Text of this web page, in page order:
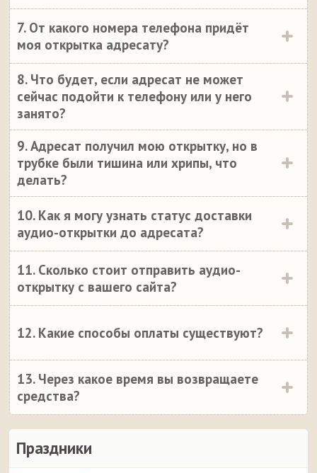
Праздники
7. От какого номера телефона придёт
моя открытка адресату?
8. Что будет, если адресат не может
сейчас подойти к телефону или у него
занято?
9. Адресат получил мою открытку, но в
трубке были тишина или хрипы, что
делать?
10. Как я могу узнать статус доставки
аудио-открытки до адресата?
11. Сколько стоит отправить аудио-
открытку с вашего сайта?
12. Какие способы оплаты существуют?
13. Через какое время вы возвращаете
средства?